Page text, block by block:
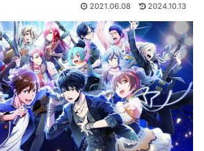
2021.06.08 2024.10.13